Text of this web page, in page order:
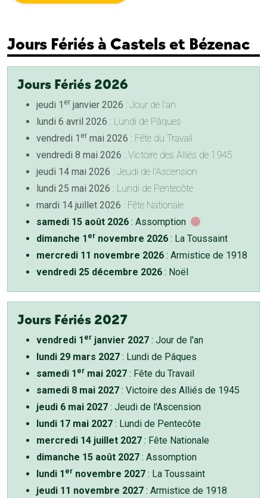
Jours Fériés à Castels et Bézenac
Jours Fériés 2026
jeudi 1 er janvier 2026 : Jour de l'an
lundi 6 avril 2026 : Lundi de Pâques
vendredi 1 er mai 2026 : Fête du Travail
vendredi 8 mai 2026 : Victoire des Alliés de 1945
jeudi 14 mai 2026 : Jeudi de l'Ascension
lundi 25 mai 2026 : Lundi de Pentecôte
mardi 14 juillet 2026 : Fête Nationale
samedi 15 août 2026 : Assomption
dimanche 1 er novembre 2026 : La Toussaint
mercredi 11 novembre 2026 : Armistice de 1918
vendredi 25 décembre 2026 : Noël
Jours Fériés 2027
vendredi 1 er janvier 2027 : Jour de l'an
lundi 29 mars 2027 : Lundi de Pâques
samedi 1 er mai 2027 : Fête du Travail
samedi 8 mai 2027 : Victoire des Alliés de 1945
jeudi 6 mai 2027 : Jeudi de l'Ascension
lundi 17 mai 2027 : Lundi de Pentecôte
mercredi 14 juillet 2027 : Fête Nationale
dimanche 15 août 2027 : Assomption
lundi 1 er novembre 2027 : La Toussaint
jeudi 11 novembre 2027 : Armistice de 1918